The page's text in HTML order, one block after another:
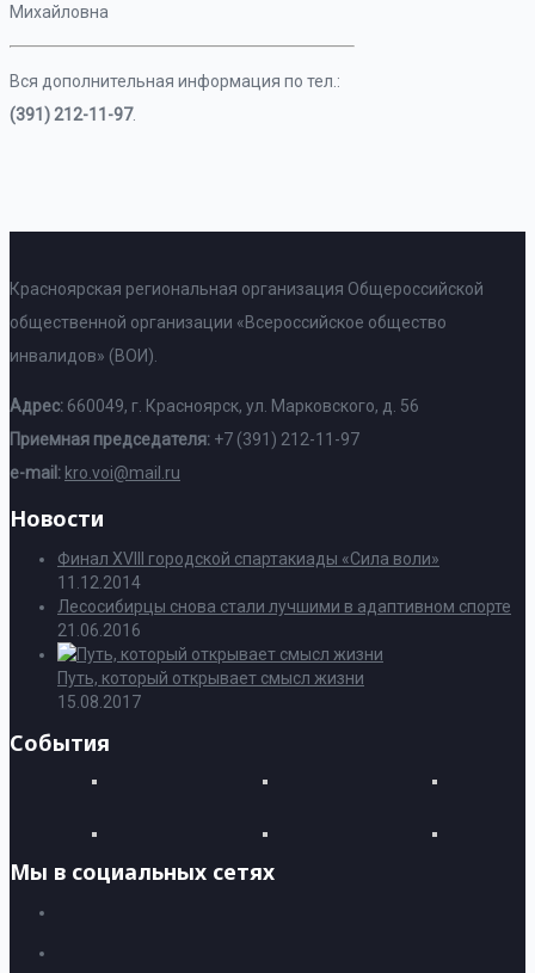
Михайловна
Вся дополнительная информация по тел.:
(391) 212-11-97.
Красноярская региональная организация Общероссийской
общественной организации «Всероссийское общество
инвалидов» (ВОИ).
Адрес: 660049, г. Красноярск, ул. Марковского, д. 56
Приемная председателя: +7 (391) 212-11-97
e-mail: kro.voi@mail.ru
Новости
Финал XVIII городской спартакиады «Сила воли»
11.12.2014
Лесосибирцы снова стали лучшими в адаптивном спорте
21.06.2016
Путь, который открывает смысл жизни
15.08.2017
События
Мы в социальных сетях